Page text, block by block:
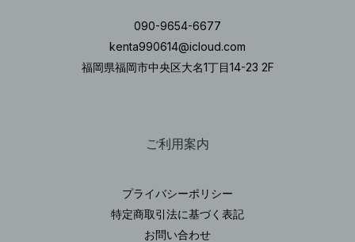
090-9654-6677
kenta990614@icloud.com
福岡県福岡市中央区大名1丁目14-23 2F
ご利用案内
プライバシーポリシー
特定商取引法に基づく表記
お問い合わせ